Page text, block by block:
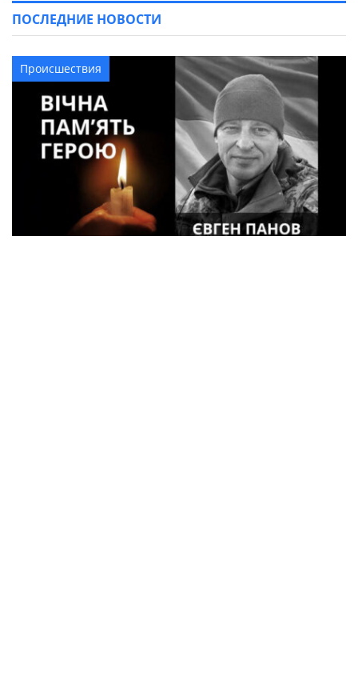
ПОСЛЕДНИЕ НОВОСТИ
Происшествия